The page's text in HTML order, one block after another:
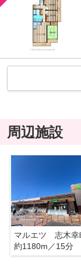
周辺施設
マルエツ 志木幸
約1180m／15分